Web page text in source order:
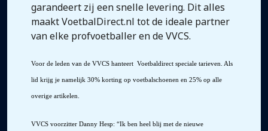
garandeert zij een snelle levering. Dit alles
maakt VoetbalDirect.nl tot de ideale partner
van elke profvoetballer en de VVCS.
Voor de leden van de VVCS hanteert Voetbaldirect speciale tarieven . Als
lid krijg je namelijk 30% korting op voetbalschoenen en 25% op alle
overige artikelen.
VVCS voorzitter Danny Hesp: “Ik ben heel blij met de nieuwe